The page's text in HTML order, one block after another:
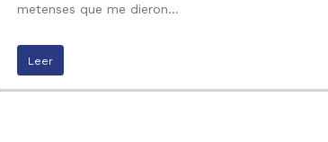
metenses que me dieron…
Leer